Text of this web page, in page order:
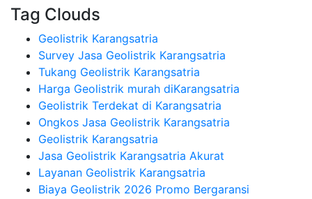
Tag Clouds
Geolistrik Karangsatria
Survey Jasa Geolistrik Karangsatria
Tukang Geolistrik Karangsatria
Harga Geolistrik murah diKarangsatria
Geolistrik Terdekat di Karangsatria
Ongkos Jasa Geolistrik Karangsatria
Geolistrik Karangsatria
Jasa Geolistrik Karangsatria Akurat
Layanan Geolistrik Karangsatria
Biaya Geolistrik 2026 Promo Bergaransi